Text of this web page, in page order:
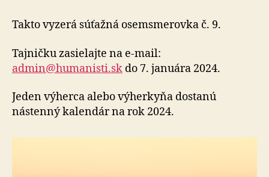
Takto vyzerá súťažná osemsmerovka č. 9.
Tajničku zasielajte na e-mail:
admin@humanisti.sk do 7. januára 2024.
Jeden výherca alebo výherkyňa dostanú
nástenný kalendár na rok 2024.